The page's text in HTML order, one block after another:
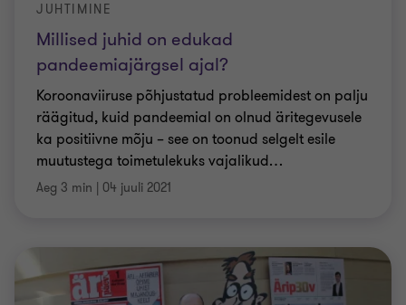
Millised juhid on edukad
pandeemiajärgsel ajal?
JUHTIMINE
Koroonaviiruse põhjustatud probleemidest on palju
räägitud, kuid pandeemial on olnud äritegevusele
ka positiivne mõju – see on toonud selgelt esile
muutustega toimetulekuks vajalikud…
Aeg 3 min | 04 juuli 2021